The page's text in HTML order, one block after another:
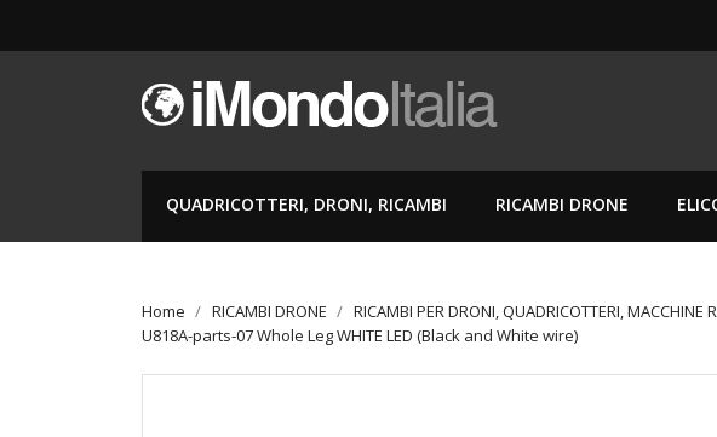
QUADRICOTTERI, DRONI, RICAMBI RICAMBI DRONE
Home RICAMBI DRONE RICAMBI PER DRONI, QUADRICOTTERI, MACCHINE
U818A-parts-07 Whole Leg WHITE LED (Black and White wire)